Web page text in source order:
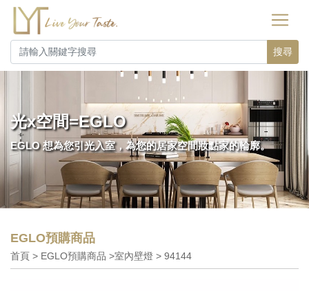
搜尋
光x空間=EGLO
EGLO 想為您引光入室，為您的居家空間妝點家的輪廓。
EGLO預購商品
首頁 > EGLO預購商品 >室內壁燈 > 94144